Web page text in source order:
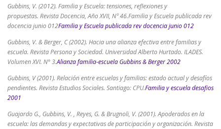
Gubbins, V. (2012). Familia y Escuela: tensiones, reflexiones y
propuestas. Revista Docencia, Año XVII, Nº 46.Familia y Escuela publicada rev
docencia junio 012Familia y Escuela publicada rev docencia junio 012
Gubbins, V. & Berger, C (2002). Hacia una alianza efectiva entre familias y
escuela. Revista Persona y Sociedad. Universidad Alberto Hurtado. ILADES.
Volumen XVI. N° 3.Alianza familia-escuela Gubbins & Berger 2002
Gubbins, V (2001). Relación entre escuelas y familias: estado actual y desafíos
pendientes. Revista Estudios Sociales. Santiago: CPU.Familia y escuela desafios
2001
Guajardo G., Gubbins, V. , Reyes, G. & Brugnoli, V. (2001). Apoderados en la
escuela: las demandas y expectativas de participación y organización. Revista